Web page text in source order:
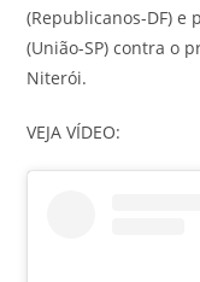
(Republicanos-DF)
(União-SP) contra o
Niterói.
VEJA VÍDEO: